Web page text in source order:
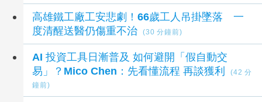
高雄鐵工廠工安悲劇！66歲工人吊掛墜落 一
度清醒送醫仍傷重不治
(30 分鐘前)
AI 投資工具日漸普及 如何避開「假自動交
易」？Mico Chen：先看懂流程 再談獲利
(42 分
鐘前)